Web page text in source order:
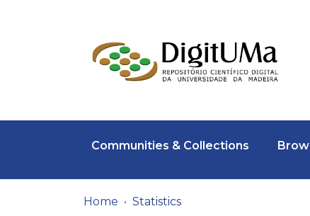
Communities & Collections
Home Statistics